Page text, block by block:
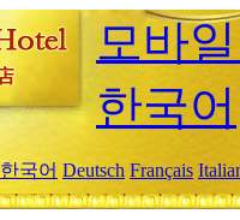
모바
한국어
한국어 Deutsch Français